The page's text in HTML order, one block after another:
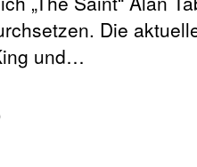
Die
und…